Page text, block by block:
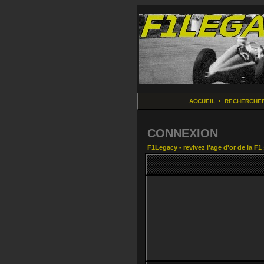
ACCUEIL •
CONNEXION
F1Legacy - revivez l'age d'or de la